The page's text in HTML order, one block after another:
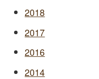
2018
2017
2016
2014